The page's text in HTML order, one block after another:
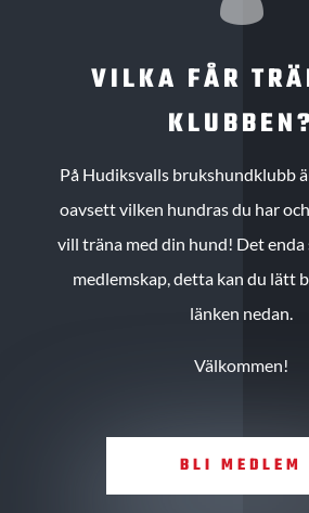
VILKA FÅR
KLUBBEN?
På Hudiksvalls brukshundklubb
oavsett vilken hundras du har
vill träna med din hund! Det enda
medlemskap, detta kan du lätt
länken nedan.
Välkommen!
BLI MEDLEM